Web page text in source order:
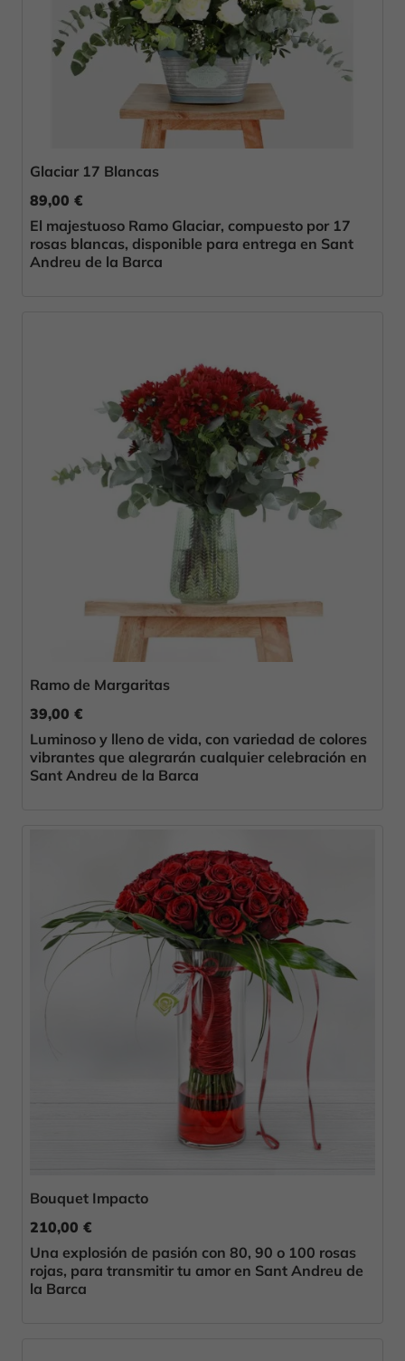
Glaciar 17 Blancas
89,00 €
El majestuoso Ramo Glaciar, compuesto por 17
rosas blancas, disponible para entrega en Sant
Andreu de la Barca
Ramo de Margaritas
39,00 €
Luminoso y lleno de vida, con variedad de colores
vibrantes que alegrarán cualquier celebración en
Sant Andreu de la Barca
Bouquet Impacto
210,00 €
Una explosión de pasión con 80, 90 o 100 rosas
rojas, para transmitir tu amor en Sant Andreu de
la Barca